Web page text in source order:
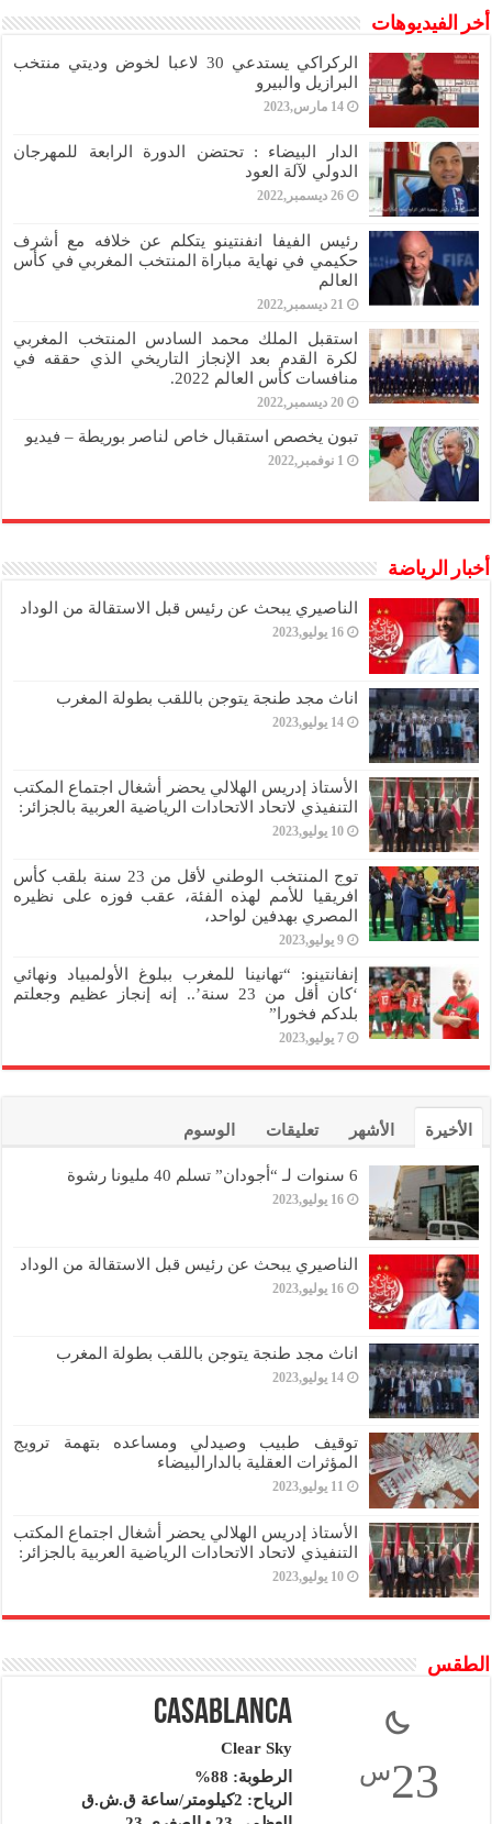
أخر الفيديوهات
الركراكي يستدعي 30 لاعبا لخوض وديتي منتخب
البرازيل والبيرو
14 مارس,2023
الدار البيضاء : تحتضن الدورة الرابعة للمهرجان
الدولي لآلة العود
26 ديسمبر,2022
رئيس الفيفا انفنتينو يتكلم عن خلافه مع أشرف
حكيمي في نهاية مباراة المنتخب المغربي في كأس
العالم
21 ديسمبر,2022
استقبل الملك محمد السادس المنتخب المغربي
لكرة القدم بعد الإنجاز التاريخي الذي حققه في
منافسات كأس العالم 2022.
20 ديسمبر,2022
تبون يخصص استقبال خاص لناصر بوريطة – فيديو
1 نوفمبر,2022
أخبار الرياضة
الناصيري يبحث عن رئيس قبل الاستقالة من الوداد
16 يوليو,2023
اناث مجد طنجة يتوجن باللقب بطولة المغرب
14 يوليو,2023
الأستاذ إدريس الهلالي يحضر أشغال اجتماع المكتب
التنفيذي لاتحاد الاتحادات الرياضية العربية بالجزائر:
10 يوليو,2023
توج المنتخب الوطني لأقل من 23 سنة بلقب كأس
افريقيا للأمم لهذه الفئة، عقب فوزه على نظيره
المصري بهدفين لواحد،
9 يوليو,2023
إنفانتينو: “تهانينا للمغرب ببلوغ الأولمبياد ونهائي
‘كان أقل من 23 سنة’.. إنه إنجاز عظيم وجعلتم
بلدكم فخورا”
7 يوليو,2023
الأخيرة الأشهر تعليقات الوسوم
6 سنوات لـ “أجودان” تسلم 40 مليونا رشوة
16 يوليو,2023
الناصيري يبحث عن رئيس قبل الاستقالة من الوداد
16 يوليو,2023
اناث مجد طنجة يتوجن باللقب بطولة المغرب
14 يوليو,2023
توقيف طبيب وصيدلي ومساعده بتهمة ترويج
المؤثرات العقلية بالدارالبيضاء
11 يوليو,2023
الأستاذ إدريس الهلالي يحضر أشغال اجتماع المكتب
التنفيذي لاتحاد الاتحادات الرياضية العربية بالجزائر:
10 يوليو,2023
الطقس
23س
Casablanca
Clear Sky
الرطوبة: 88%
الرياح: 2كيلومتر/ساعة ق.ش.ق‎